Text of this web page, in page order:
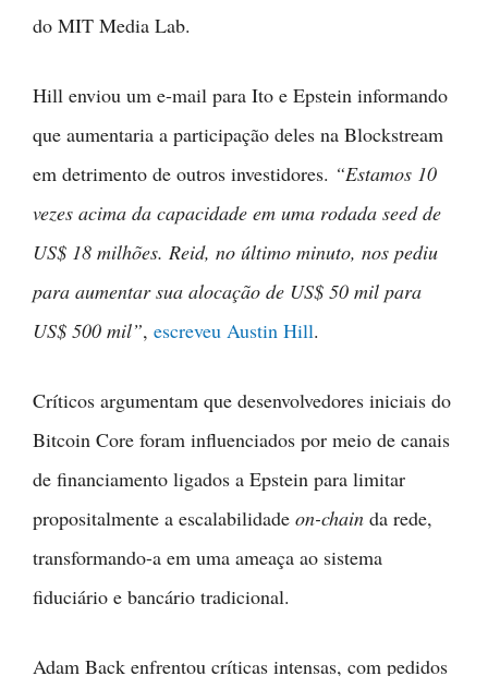
do MIT Media Lab.
Hill enviou um e-mail para Ito e Epstein informando
que aumentaria a participação deles na Blockstream
em detrimento de outros investidores. “Estamos 10
vezes acima da capacidade em uma rodada seed de
US$ 18 milhões. Reid, no último minuto, nos pediu
para aumentar sua alocação de US$ 50 mil para
US$ 500 mil”, escreveu Austin Hill.
Críticos argumentam que desenvolvedores iniciais do
Bitcoin Core foram influenciados por meio de canais
de financiamento ligados a Epstein para limitar
propositalmente a escalabilidade on-chain da rede,
transformando-a em uma ameaça ao sistema
fiduciário e bancário tradicional.
Adam Back enfrentou críticas intensas, com pedidos